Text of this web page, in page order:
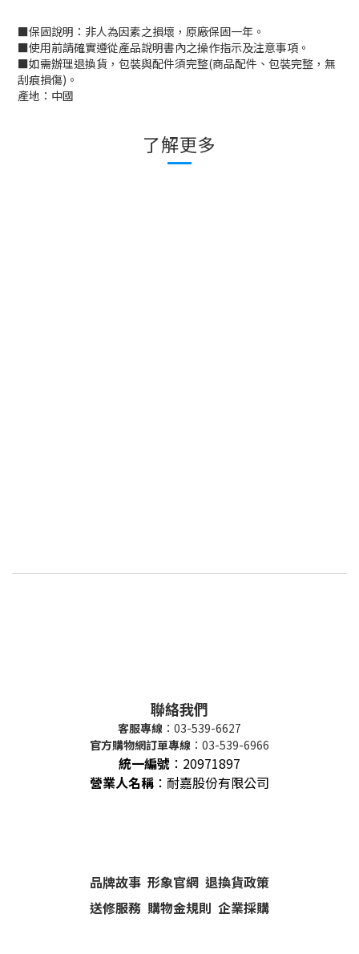
■保固說明：非人為因素之損壞，原廠保固一年。
■使用前請確實遵從產品說明書內之操作指示及注意事項。
■如需辦理退換貨，包裝與配件須完整(商品配件、包裝完整，無
刮痕損傷) 。
產地：中國
了解更多
聯絡我們
客服專線 ：03-539-6627
官方購物網訂單專線 ：03-539-6966
統一編號 ： 20971897
營業人名稱 ：耐嘉股份有限公司
品牌故事 形象官網 退換貨政策
送修服務 購物金規則 企業採購